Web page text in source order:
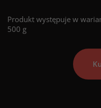
Produkt występuje w
500 g